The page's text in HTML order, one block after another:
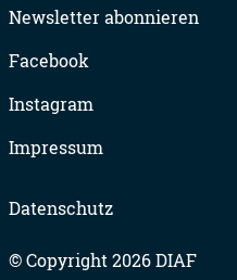
Newsletter abonnieren
Facebook
Instagram
Impressum
Datenschutz
© Copyright 2026 DIAF